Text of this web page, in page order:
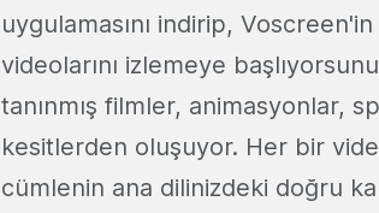
uygulamasını indirip,
videolarını izlemeye
tanınmış filmler, animasyonlar,
kesitlerden oluşuyor. Her bir
cümlenin ana dilinizdeki doğru